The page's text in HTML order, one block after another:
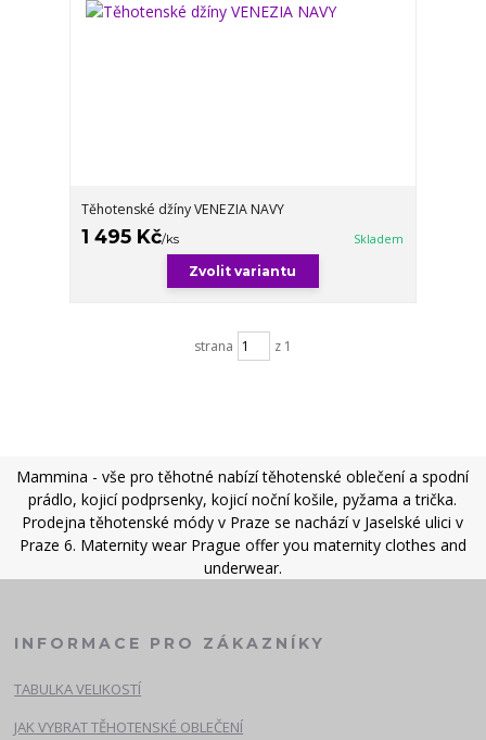
Těhotenské džíny VENEZIA NAVY
1 495 Kč/ks Skladem
Zvolit variantu
strana z 1
Mammina - vše pro těhotné nabízí těhotenské oblečení a spodní
prádlo, kojicí podprsenky, kojicí noční košile, pyžama a trička.
Prodejna těhotenské módy v Praze se nachází v Jaselské ulici v
Praze 6. Maternity wear Prague offer you maternity clothes and
underwear.
INFORMACE PRO ZÁKAZNÍKY
TABULKA VELIKOSTÍ
JAK VYBRAT TĚHOTENSKÉ OBLEČENÍ